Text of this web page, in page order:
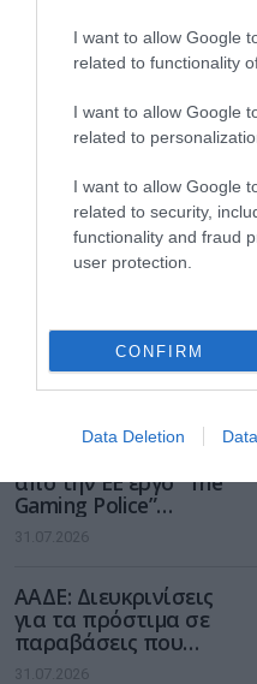
I want to allow Google
related to functionality
I want to allow Google
related to
I want to allow Google
related to security,
functionality and fraud
user protection.
CONFIRM
Data Deletion
από την ΕΕ έργο “The
Gaming Police”
ενισχύει την ασφάλεια
των παιδιών στο
31.07.2026
ΑΑΔΕ: Διευκρινίσεις
για τα πρόστιμα σε
παραβάσεις που
αφορούν τους ΦΗΜ
31.07.2026